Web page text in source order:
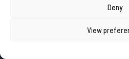
Deny
View